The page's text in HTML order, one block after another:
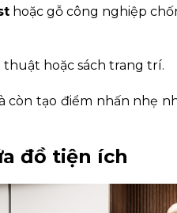
hoặc gỗ công nghiệp
hoặc sách trang trí.
tạo điểm nhấn nhẹ
đồ tiện ích